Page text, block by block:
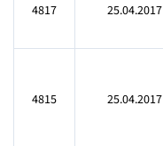
4817 25.04.2017
4815 25.04.2017